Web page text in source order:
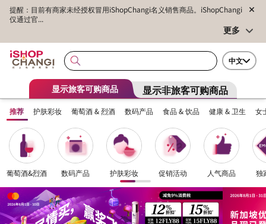
提醒：目前有商家未经授权冒用iShopChangi名义销售商品。iShopChangi
仅通过官...
更多
中文
显示旅客可购商品 显示非旅客可购商品
推荐 护肤彩妆 葡萄酒 & 烈酒 数码产品 食品 & 饮品 健康 & 卫生 女
葡萄酒&烈酒 数码产品 护肤彩妆 促销活动 人气商品 独